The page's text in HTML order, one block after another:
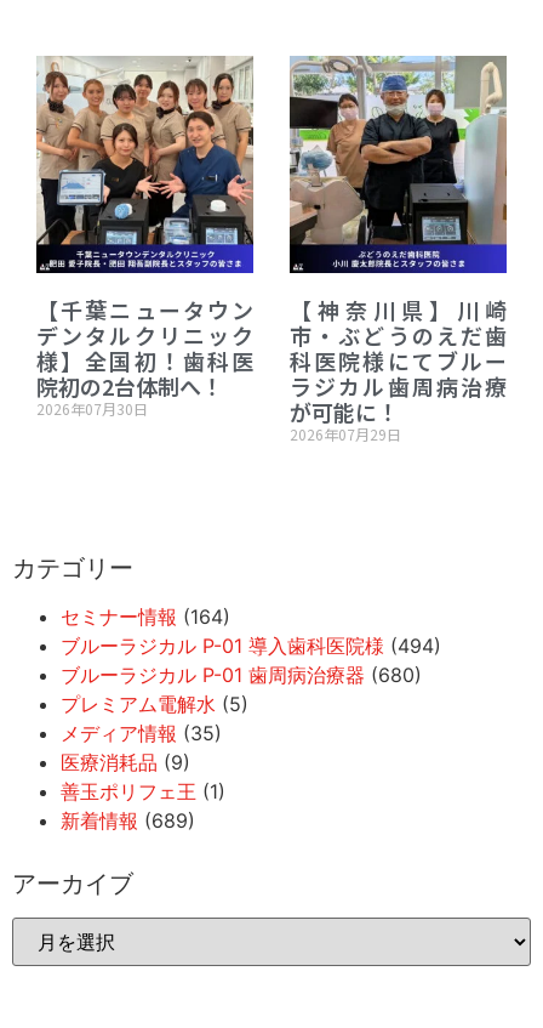
【千葉ニュータウン
デンタルクリニック
様】全国初！歯科医
院初の2台体制へ！
2026年07月30日
【神奈川県】川崎
市・ぶどうのえだ歯
科医院様にてブルー
ラジカル歯周病治療
が可能に！
2026年07月29日
カテゴリー
セミナー情報 (164)
ブルーラジカル P-01 導入歯科医院様 (494)
ブルーラジカル P-01 歯周病治療器 (680)
プレミアム電解水 (5)
メディア情報 (35)
医療消耗品 (9)
善玉ポリフェ王 (1)
新着情報 (689)
アーカイブ